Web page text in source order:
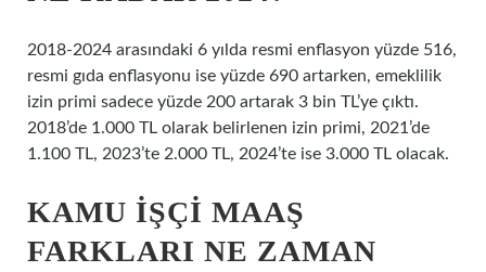
2018-2024 arasındaki 6 yılda resmi enflasyon yüzde 516,
resmi gıda enflasyonu ise yüzde 690 artarken, emeklilik
izin primi sadece yüzde 200 artarak 3 bin TL’ye çıktı.
2018’de 1.000 TL olarak belirlenen izin primi, 2021’de
1.100 TL, 2023’te 2.000 TL, 2024’te ise 3.000 TL olacak.
KAMU IŞÇI MAAŞ
FARKLARI NE ZAMAN